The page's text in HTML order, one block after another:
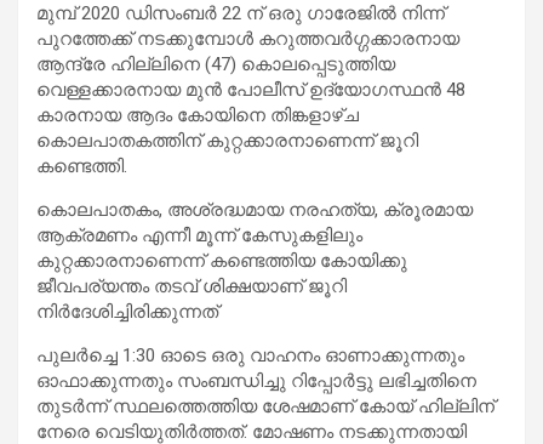
മുമ്പ് 2020 ഡിസംബർ 22 ന് ഒരു ഗാരേജിൽ നിന്ന്
പുറത്തേക്ക് നടക്കുമ്പോൾ കറുത്തവർഗ്ഗക്കാരനായ
ആന്ദ്രേ ഹില്ലിനെ (47) കൊലപ്പെടുത്തിയ
വെള്ളക്കാരനായ മുൻ പോലീസ് ഉദ്യോഗസ്ഥൻ 48
കാരനായ ആദം കോയിനെ തിങ്കളാഴ്ച
കൊലപാതകത്തിന് കുറ്റക്കാരനാണെന്ന് ജൂറി
കണ്ടെത്തി.
കൊലപാതകം, അശ്രദ്ധമായ നരഹത്യ, ക്രൂരമായ
ആക്രമണം എന്നീ മൂന്ന് കേസുകളിലും
കുറ്റക്കാരനാണെന്ന് കണ്ടെത്തിയ കോയിക്കു
ജീവപര്യന്തം തടവ് ശിക്ഷയാണ് ജൂറി
നിർദേശിച്ചിരിക്കുന്നത്
പുലർച്ചെ 1:30 ഓടെ ഒരു വാഹനം ഓണാക്കുന്നതും
ഓഫാക്കുന്നതും സംബന്ധിച്ചു റിപ്പോർട്ടു ലഭിച്ചതിനെ
തുടർന്ന് സ്ഥലത്തെത്തിയ ശേഷമാണ് കോയ് ഹില്ലിന്
നേരെ വെടിയുതിർത്തത്. മോഷണം നടക്കുന്നതായി